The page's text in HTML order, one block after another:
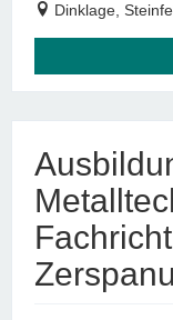
Dinklage,